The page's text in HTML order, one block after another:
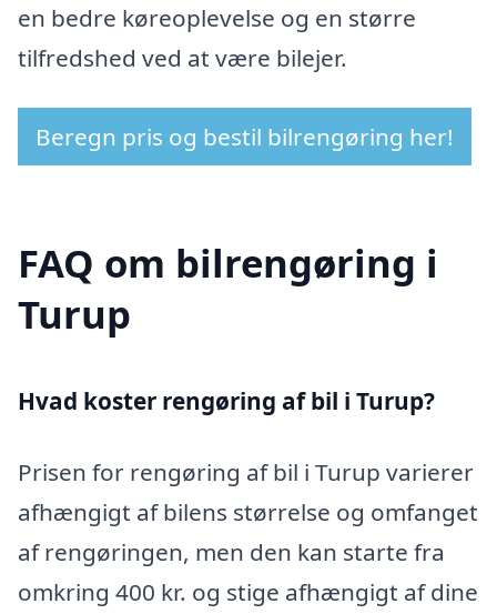
en bedre køreoplevelse og en større
tilfredshed ved at være bilejer.
Beregn pris og bestil bilrengøring her!
FAQ om bilrengøring i
Turup
Hvad koster rengøring af bil i Turup?
Prisen for rengøring af bil i Turup varierer
afhængigt af bilens størrelse og omfanget
af rengøringen, men den kan starte fra
omkring 400 kr. og stige afhængigt af dine